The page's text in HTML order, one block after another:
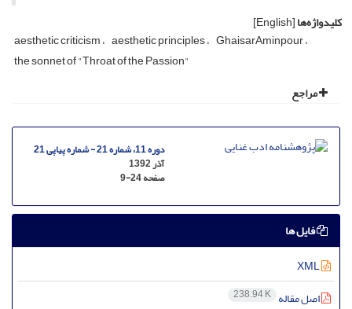
کلیدواژه‌ها[English]
aesthetic criticism aesthetic principles GhaisarAminpour
the sonnet of "Throat of the Passion"
مراجع
دوره 11، شماره 21 - شماره پیاپی 21
آذر 1392
صفحه9-24
فایل ها
اصل مقاله 238.94 K